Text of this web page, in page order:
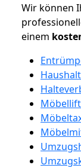
Wir können
einem